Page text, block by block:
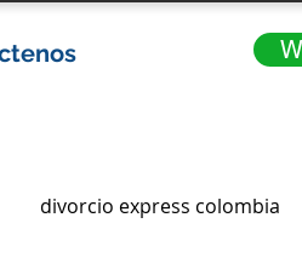
divorcio express colombia